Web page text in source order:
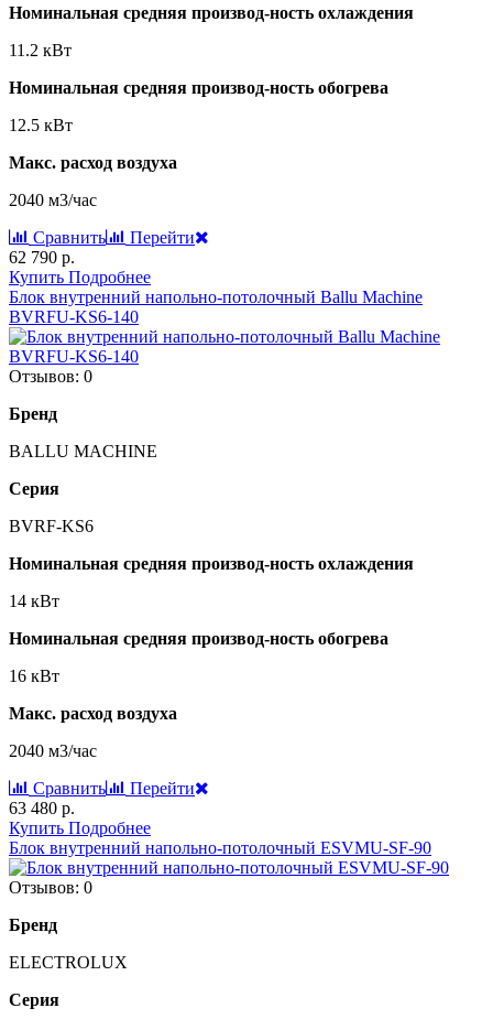
Номинальная средняя производ-ность охлаждения
11.2 кВт
Номинальная средняя производ-ность обогрева
12.5 кВт
Макс. расход воздуха
2040 м3/час
Сравнить
Перейти
62 790 р.
Купить Подробнее
Блок внутренний напольно-потолочный Ballu Machine
BVRFU-KS6-140
Отзывов: 0
Бренд
BALLU MACHINE
Серия
BVRF-KS6
Номинальная средняя производ-ность охлаждения
14 кВт
Номинальная средняя производ-ность обогрева
16 кВт
Макс. расход воздуха
2040 м3/час
Сравнить
Перейти
63 480 р.
Купить Подробнее
Блок внутренний напольно-потолочный ESVMU-SF-90
Отзывов: 0
Бренд
ELECTROLUX
Серия